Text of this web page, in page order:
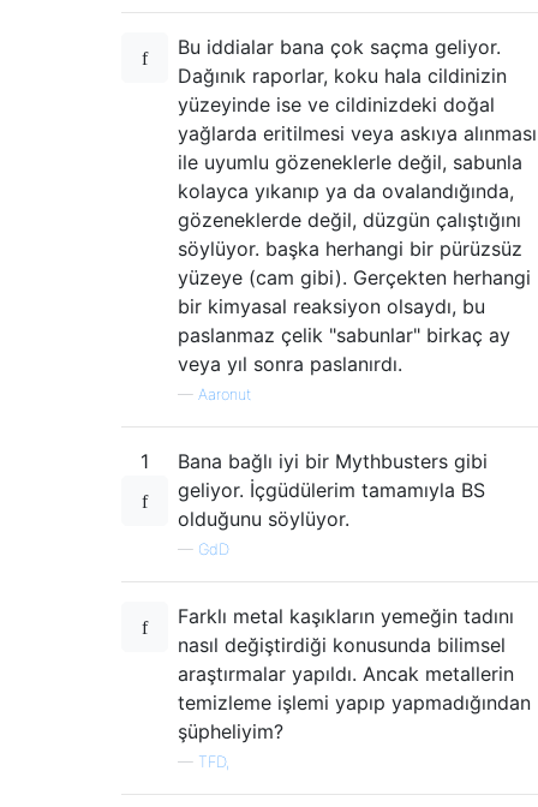
Bu iddialar bana çok saçma geliyor.
Dağınık raporlar, koku hala cildinizin
yüzeyinde ise ve cildinizdeki doğal
yağlarda eritilmesi veya askıya alınması
ile uyumlu gözeneklerle değil, sabunla
kolayca yıkanıp ya da ovalandığında,
gözeneklerde değil, düzgün çalıştığını
söylüyor. başka herhangi bir pürüzsüz
yüzeye (cam gibi). Gerçekten herhangi
bir kimyasal reaksiyon olsaydı, bu
paslanmaz çelik "sabunlar" birkaç ay
veya yıl sonra paslanırdı.
— Aaronut
1
Bana bağlı iyi bir Mythbusters gibi
geliyor. İçgüdülerim tamamıyla BS
olduğunu söylüyor.
— GdD
Farklı metal kaşıkların yemeğin tadını
nasıl değiştirdiği konusunda bilimsel
araştırmalar yapıldı. Ancak metallerin
temizleme işlemi yapıp yapmadığından
şüpheliyim?
— TFD,